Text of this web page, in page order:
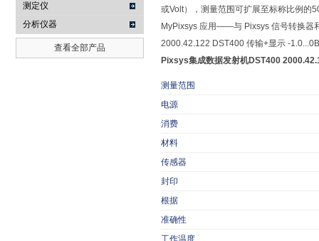
测定仪
分析仪器
查看全部产品
或Volt），测量范围可扩展至标称比例的
MyPixsys 应用——与 Pixsys 信号转换器
2000.42.122 DST400 传输+显示 -
Pixsys集成数据发射机DST400
测量范围
电源
消费
材料
传感器
封印
根据
准确性
工作温度